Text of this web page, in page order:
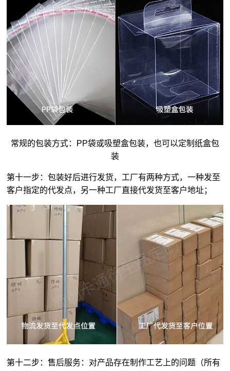
常规的包装方式：PP袋或吸塑盒包装，也可以定制纸盒包
装
第十一步：包装好后进行发货，工厂有两种方式，一种发至
客户指定的代发点，另一种工厂直接代发货至客户地址；
第十二步：售后服务：对产品存在制作工艺上的问题（所有